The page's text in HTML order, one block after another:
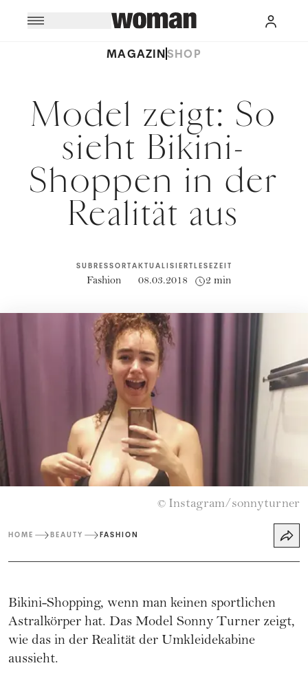
MAGAZINSHOP
Model zeigt: So
sieht Bikini-
Shoppen in der
Realität aus
SUBRESSORT
Fashion
AKTUALISIERT
08.03.2018
LESEZEIT
2 min
© Instagram/sonnyturner
HOME BEAUTY FASHION
Bikini-Shopping, wenn man keinen sportlichen
Astralkörper hat. Das Model Sonny Turner zeigt,
wie das in der Realität der Umkleidekabine
aussieht.